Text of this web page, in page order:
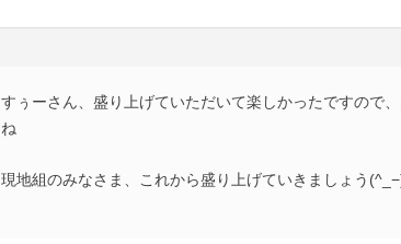
すぅーさん、盛り上げていただいて楽しかったですので
ね
現地組のみなさま、これから盛り上げていきましょう